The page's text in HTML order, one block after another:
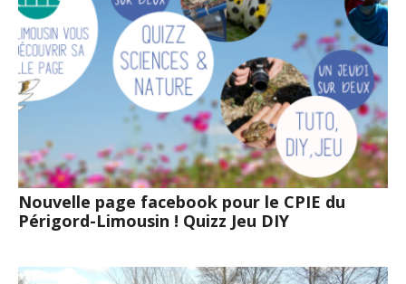
Nouvelle page facebook pour le CPIE du
Périgord-Limousin ! Quizz Jeu DIY